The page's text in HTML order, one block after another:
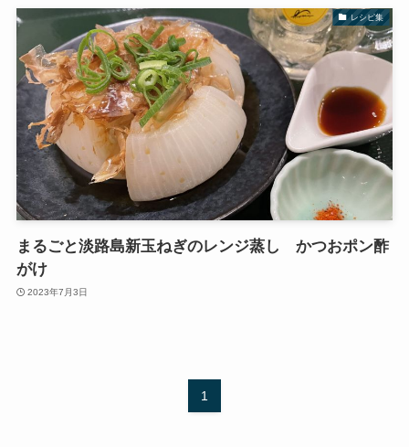
レシピ集
まるごと淡路島新玉ねぎのレンジ蒸し かつおポン酢
がけ
2023年7月3日
1